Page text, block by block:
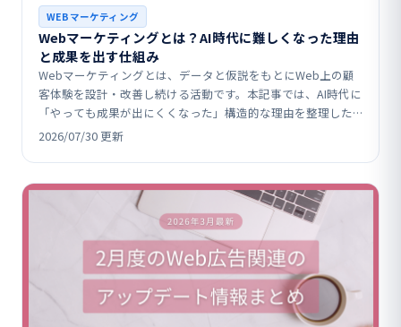
WEBマーケティング
Webマーケティングとは？AI時代に難しくなった理由
と成果を出す仕組み
Webマーケティングとは、データと仮説をもとにWeb上の顧
客体験を設計・改善し続ける活動です。本記事では、AI時代に
「やっても成果が出にくくなった」構造的な理由を整理した
うえで、SEO・広告・SNSなど代表的施策の役割や…
2026/07/30 更新